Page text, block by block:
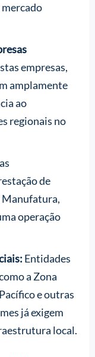
mercado
empresas,
amplamente
ao
regionais no
de
Manufatura,
operação
Entidades
a Zona
e outras
já exigem
local.